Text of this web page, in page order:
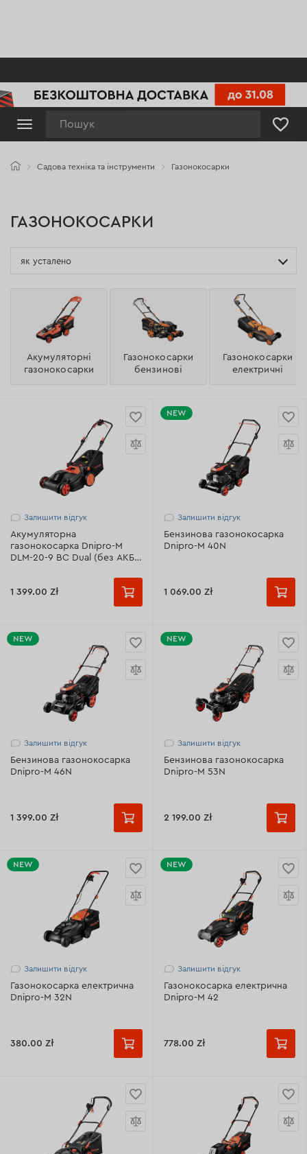
Садова техніка та інструменти Газонокосарки
ГАЗОНОКОСАРКИ
як усталено
Акумуляторні
газонокосарки
Газонокосарки
бензинові
Газонокосарки
електричні
Залишити відгук
Акумуляторна
газонокосарка Dnipro-M
DLM-20-9 BC Dual (без АКБ
1 399.00 Zł
Залишити відгук
Бензинова газонокосарка
Dnipro-M 40N
1 069.00 Zł
NEW
Залишити відгук
Бензинова газонокосарка
Dnipro-M 46N
1 399.00 Zł
NEW
Залишити відгук
Бензинова газонокосарка
Dnipro-M 53N
2 199.00 Zł
NEW
Залишити відгук
Газонокосарка електрична
Dnipro-M 32N
380.00 Zł
NEW
Залишити відгук
Газонокосарка електрична
Dnipro-M 42
778.00 Zł
NEW